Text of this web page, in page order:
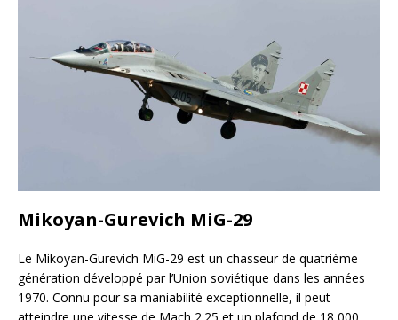
Mikoyan-Gurevich MiG-29
Le Mikoyan-Gurevich MiG-29 est un chasseur de quatrième
génération développé par l’Union soviétique dans les années
1970. Connu pour sa maniabilité exceptionnelle, il peut